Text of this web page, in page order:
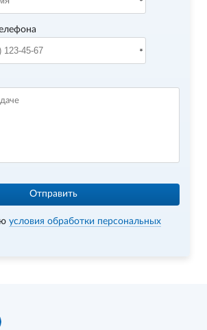
Отправить
условия обработки персональных